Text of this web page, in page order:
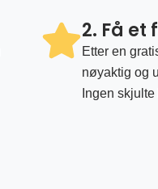
2. Få
Etter en
nøyaktig og
Ingen